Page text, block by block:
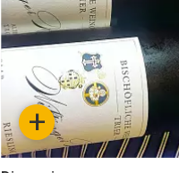
akkurat
nå
6 +